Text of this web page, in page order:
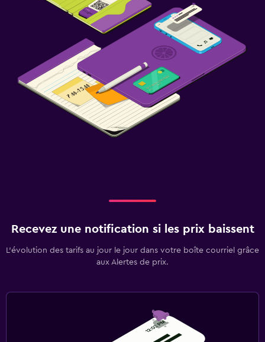
Recevez une notification si les prix baissent
L’évolution des tarifs au jour le jour dans votre boîte courriel grâce
aux Alertes de prix.